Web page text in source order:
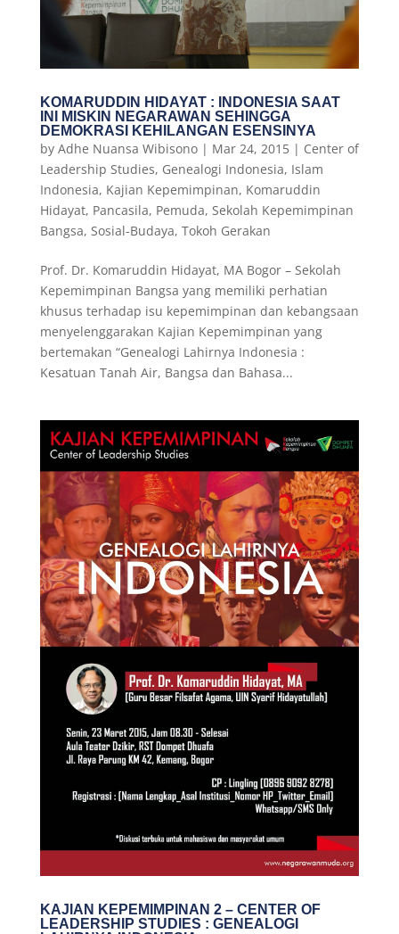
KOMARUDDIN HIDAYAT : INDONESIA SAAT
INI MISKIN NEGARAWAN SEHINGGA
DEMOKRASI KEHILANGAN ESENSINYA
by Adhe Nuansa Wibisono| Mar 24, 2015| Center of
Leadership Studies, Genealogi Indonesia, Islam
Indonesia, Kajian Kepemimpinan, Komaruddin
Hidayat, Pancasila, Pemuda, Sekolah Kepemimpinan
Bangsa, Sosial-Budaya, Tokoh Gerakan
Prof. Dr. Komaruddin Hidayat, MA Bogor – Sekolah
Kepemimpinan Bangsa yang memiliki perhatian
khusus terhadap isu kepemimpinan dan kebangsaan
menyelenggarakan Kajian Kepemimpinan yang
bertemakan “Genealogi Lahirnya Indonesia :
Kesatuan Tanah Air, Bangsa dan Bahasa...
KAJIAN KEPEMIMPINAN 2 – CENTER OF
LEADERSHIP STUDIES : GENEALOGI